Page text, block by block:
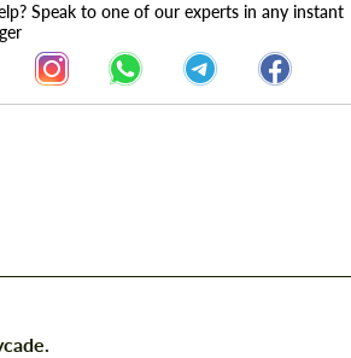
Speak to one of our experts in any instant